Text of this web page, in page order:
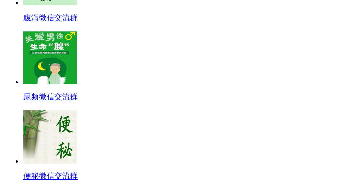
腹泻微信交流群
尿频微信交流群
便秘微信交流群